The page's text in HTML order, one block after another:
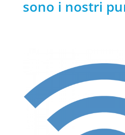
sono i nostri